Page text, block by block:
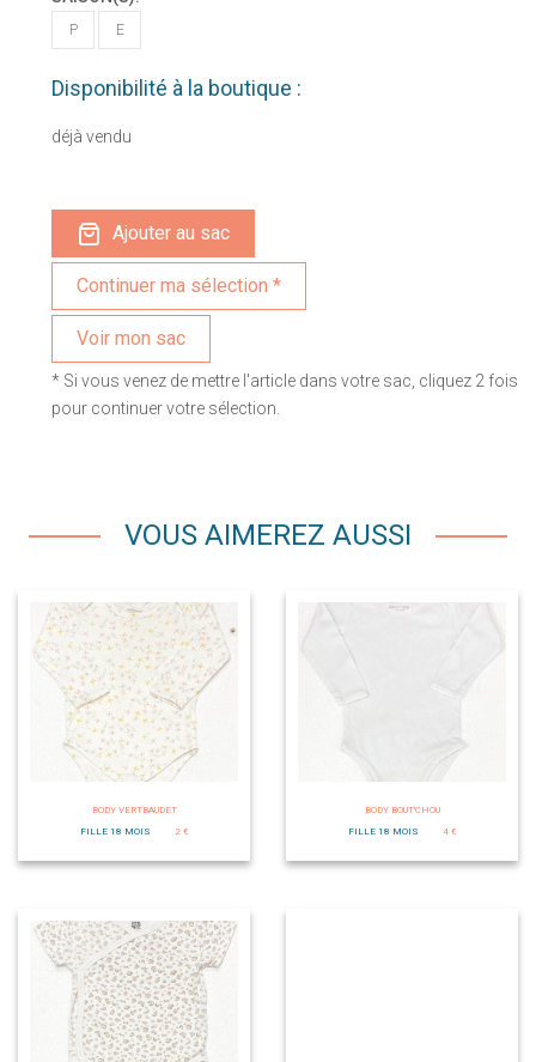
P E
Disponibilité à la boutique :
déjà vendu
Ajouter au sac
Voir mon sac
* Si vous venez de mettre l'article dans votre sac, cliquez 2 fois
pour continuer votre sélection.
VOUS AIMEREZ AUSSI
BODY VERTBAUDET
FILLE 18 MOIS
2 €
BODY BOUT'CHOU
FILLE 18 MOIS
4 €